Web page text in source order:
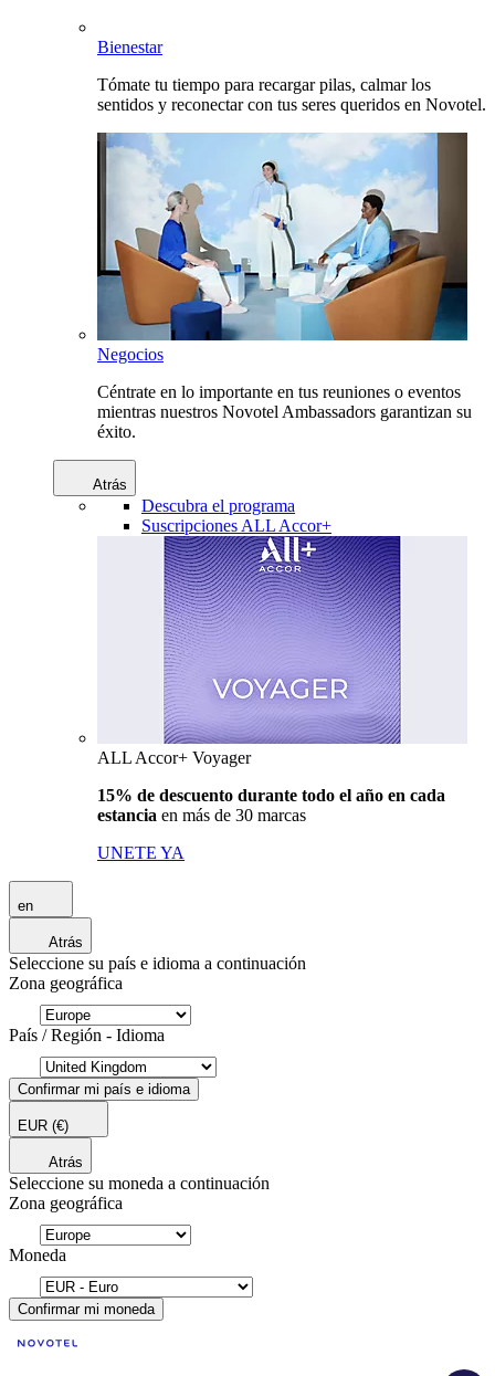
Bienestar
Tómate tu tiempo para recargar pilas, calmar los
sentidos y reconectar con tus seres queridos en Novotel.
Negocios
Céntrate en lo importante en tus reuniones o eventos
mientras nuestros Novotel Ambassadors garantizan su
éxito.
Atrás
Descubra el programa
Suscripciones ALL Accor+
ALL Accor+ Voyager
15% de descuento durante todo el año en cada
estancia en más de 30 marcas
UNETE YA
en
Atrás
Seleccione su país e idioma a continuación
Zona geográfica
País / Región - Idioma
Confirmar mi país e idioma
EUR (€)
Atrás
Seleccione su moneda a continuación
Zona geográfica
Moneda
Confirmar mi moneda